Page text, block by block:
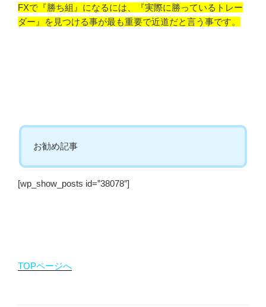
FXで『勝ち組』になるには、『実際に勝っているトレー
ダー』を見つける事が最も重要で近道だと言う事です。
お勧め記事
[wp_show_posts id=”38078″]
TOPページへ